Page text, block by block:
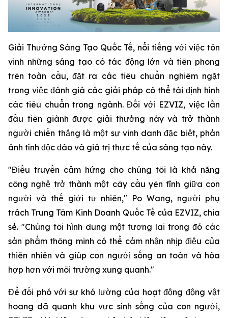
Giải Thưởng Sáng Tạo Quốc Tế, nổi tiếng với việc tôn
vinh những sáng tạo có tác động lớn và tiên phong
trên toàn cầu, đặt ra các tiêu chuẩn nghiêm ngặt
trong việc đánh giá các giải pháp có thể tái định hình
các tiêu chuẩn trong ngành. Đối với EZVIZ, việc lần
đầu tiên giành được giải thưởng này và trở thành
người chiến thắng là một sự vinh danh đặc biệt, phản
ánh tính độc đáo và giá trị thực tế của sáng tạo này.
"Điều truyền cảm hứng cho chúng tôi là khả năng
công nghệ trở thành một cây cầu yên tĩnh giữa con
người và thế giới tự nhiên," Po Wang, người phụ
trách Trung Tâm Kinh Doanh Quốc Tế của EZVIZ, chia
sẻ. "Chúng tôi hình dung một tương lai trong đó các
sản phẩm thông minh có thể cảm nhận nhịp điệu của
thiên nhiên và giúp con người sống an toàn và hòa
hợp hơn với môi trường xung quanh."
Để đối phó với sự khó lường của hoạt động động vật
hoang dã quanh khu vực sinh sống của con người,